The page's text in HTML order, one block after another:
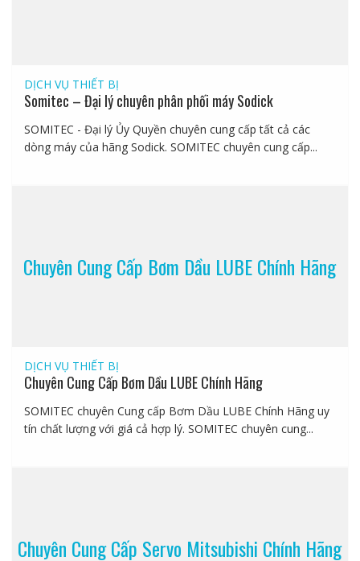
DỊCH VỤ THIẾT BỊ
Somitec – Đại lý chuyên phân phối máy Sodick
SOMITEC - Đại lý Ủy Quyền chuyên cung cấp tất cả các
dòng máy của hãng Sodick. SOMITEC chuyên cung cấp...
Chuyên Cung Cấp Bơm Dầu LUBE Chính Hãng
DỊCH VỤ THIẾT BỊ
Chuyên Cung Cấp Bơm Dầu LUBE Chính Hãng
SOMITEC chuyên Cung cấp Bơm Dầu LUBE Chính Hãng uy
tín chất lượng với giá cả hợp lý. SOMITEC chuyên cung...
Chuyên Cung Cấp Servo Mitsubishi Chính Hãng